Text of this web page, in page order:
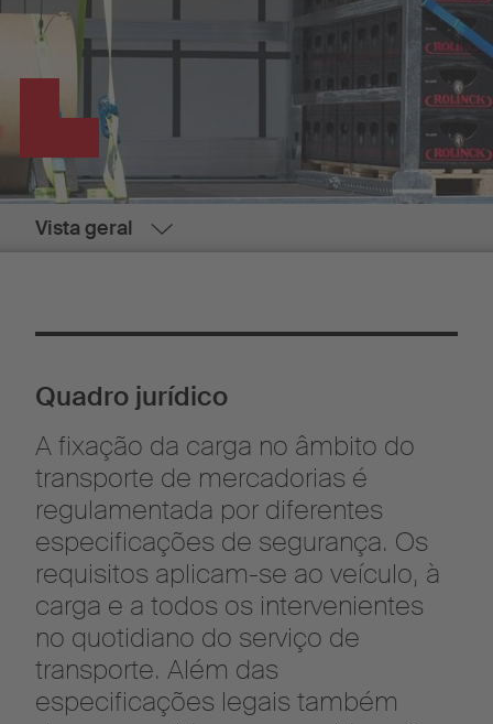
Vista geral
Quadro jurídico
A fixação da carga no âmbito do
transporte de mercadorias é
regulamentada por diferentes
especificações de segurança. Os
requisitos aplicam-se ao veículo, à
carga e a todos os intervenientes
no quotidiano do serviço de
transporte. Além das
especificações legais também